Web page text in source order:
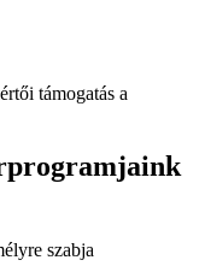
támogatás a
szabja